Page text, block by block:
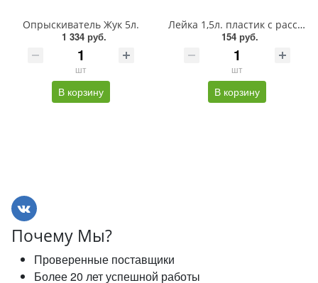
Опрыскиватель Жук 5л.
1 334 руб.
шт
В корзину
Лейка 1,5л. пластик с рассеивателем
154 руб.
шт
В корзину
Почему Мы?
Проверенные поставщики
Более 20 лет успешной работы